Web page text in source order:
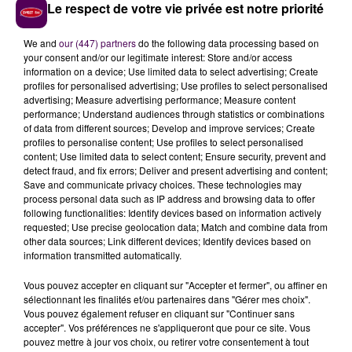
habituels, mais il y a les voyageurs occasionnels, des
personnes âgées qui peuvent être perdues car peu
habituées aux technologies numériques. Nous
devons les aider".
"NOUS NE VOULONS PAS ÊTRE LES
SEULS À FAIRE LE TRAVAIL"
Parmi les services qui pourraient être proposés, le
chef de l'exécutif régional évoquela vente de billets
et un service d'information pour les voyageurs. Pas
question néanmoins pour François Bonneau d'y aller
seul :"Sur une gare aussi importante que Paris-
Austerlitz,je demande que l'État conserve sa
responsabilité et que la SNCF s'engage à maintenir
des guichets". En somme, que chacun prenne ses
responsabilités."Nous ne voulons pas être les seuls à
faire le travail"lance François Bonneau. Reste à savoir
Le respect de votre vie privée est notre priorité
We and our (447) partnersdo the following data processing based on
your consent and/or our legitimate interest: Store and/or access
information on a device; Use limited data to select advertising; Create
profiles for personalised advertising; Use profiles to select personalised
advertising; Measure advertising performance; Measure content
performance; Understand audiences through statistics or combinations
of data from different sources; Develop and improve services; Create
profiles to personalise content; Use profiles to select personalised
content; Use limited data to select content; Ensure security, prevent and
detect fraud, and fix errors; Deliver and present advertising and content;
Save and communicate privacy choices. These technologies may
process personal data such as IP address and browsing data to offer
following functionalities: Identify devices based on information actively
requested; Use precise geolocation data; Match and combine data from
other data sources; Link different devices; Identify devices based on
information transmitted automatically.
Vous pouvez accepter en cliquant sur "Accepter et fermer", ou affiner en
sélectionnant les finalités et/ou partenaires dans "Gérer mes choix".
Vous pouvez également refuser en cliquant sur "Continuer sans
accepter". Vos préférences ne s'appliqueront que pour ce site. Vous
pouvez mettre à jour vos choix, ou retirer votre consentement à tout